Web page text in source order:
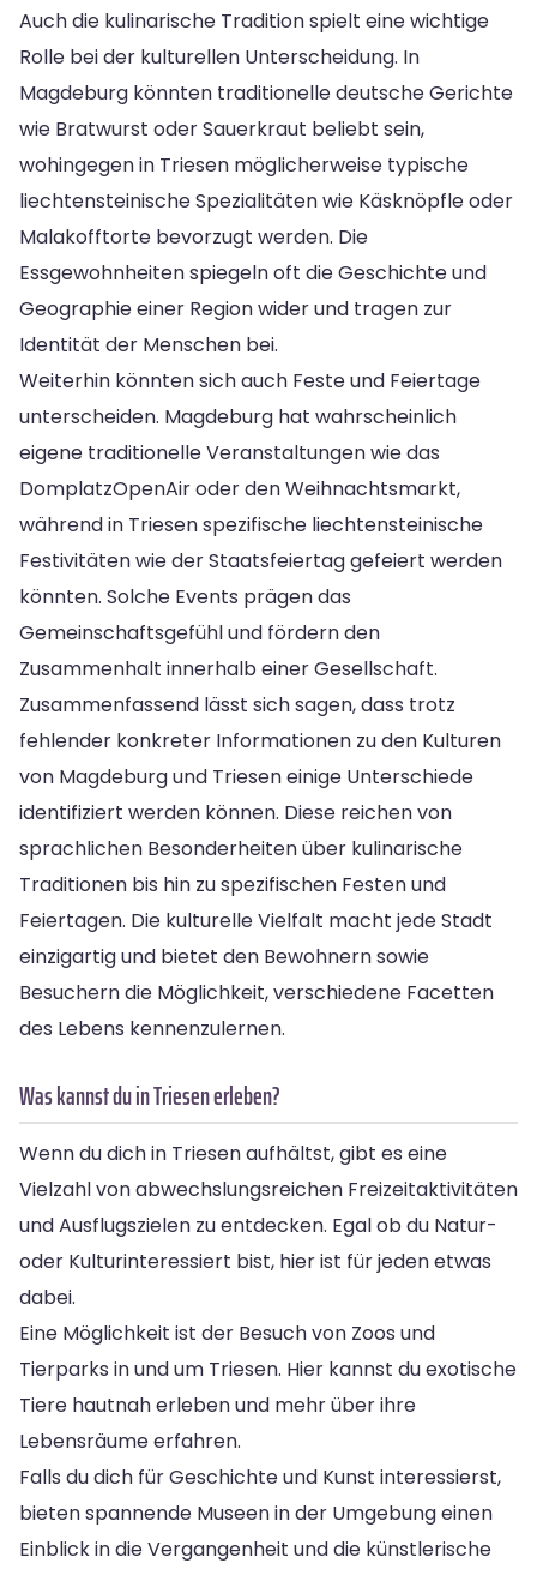
Auch die kulinarische Tradition spielt eine wichtige
Rolle bei der kulturellen Unterscheidung. In
Magdeburg könnten traditionelle deutsche Gerichte
wie Bratwurst oder Sauerkraut beliebt sein,
wohingegen in Triesen möglicherweise typische
liechtensteinische Spezialitäten wie Käsknöpfle oder
Malakofftorte bevorzugt werden. Die
Essgewohnheiten spiegeln oft die Geschichte und
Geographie einer Region wider und tragen zur
Identität der Menschen bei.
Weiterhin könnten sich auch Feste und Feiertage
unterscheiden. Magdeburg hat wahrscheinlich
eigene traditionelle Veranstaltungen wie das
DomplatzOpenAir oder den Weihnachtsmarkt,
während in Triesen spezifische liechtensteinische
Festivitäten wie der Staatsfeiertag gefeiert werden
könnten. Solche Events prägen das
Gemeinschaftsgefühl und fördern den
Zusammenhalt innerhalb einer Gesellschaft.
Zusammenfassend lässt sich sagen, dass trotz
fehlender konkreter Informationen zu den Kulturen
von Magdeburg und Triesen einige Unterschiede
identifiziert werden können. Diese reichen von
sprachlichen Besonderheiten über kulinarische
Traditionen bis hin zu spezifischen Festen und
Feiertagen. Die kulturelle Vielfalt macht jede Stadt
einzigartig und bietet den Bewohnern sowie
Besuchern die Möglichkeit, verschiedene Facetten
des Lebens kennenzulernen.
Was kannst du in Triesen erleben?
Wenn du dich in Triesen aufhältst, gibt es eine
Vielzahl von abwechslungsreichen Freizeitaktivitäten
und Ausflugszielen zu entdecken. Egal ob du Natur-
oder Kulturinteressiert bist, hier ist für jeden etwas
dabei.
Eine Möglichkeit ist der Besuch von Zoos und
Tierparks in und um Triesen. Hier kannst du exotische
Tiere hautnah erleben und mehr über ihre
Lebensräume erfahren.
Falls du dich für Geschichte und Kunst interessierst,
bieten spannende Museen in der Umgebung einen
Einblick in die Vergangenheit und die künstlerische